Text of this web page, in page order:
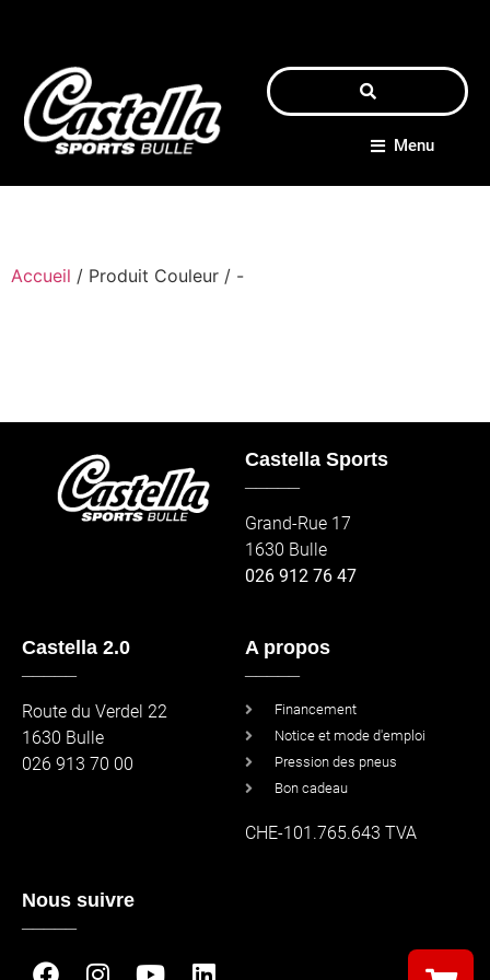
Menu
Accueil / Produit Couleur / -
Castella Sports
Grand-Rue 17
1630 Bulle
026 912 76 47
Castella 2.0
Route du Verdel 22
1630 Bulle
026 913 70 00
A propos
Financement
Notice et mode d'emploi
Pression des pneus
Bon cadeau
CHE-101.765.643 TVA
Nous suivre